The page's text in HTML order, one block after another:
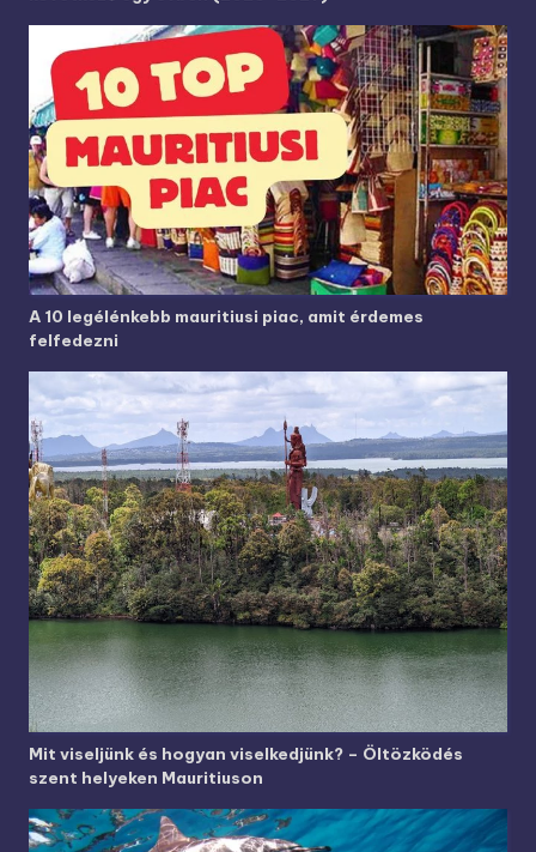
A 10 legélénkebb mauritiusi piac, amit érdemes
felfedezni
Mit viseljünk és hogyan viselkedjünk? – Öltözködés
szent helyeken Mauritiuson